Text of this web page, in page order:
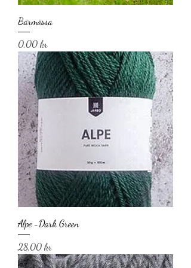
Bärmössa
Pris
0,00 kr
Alpe -Dark Green
Pris
28,00 kr